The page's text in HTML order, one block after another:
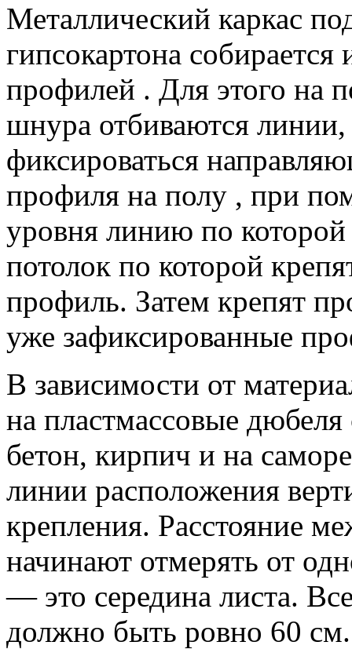
Металлический каркас
гипсокартона
профилей . Для этого на
шнура отбиваются
фиксироваться
профиля на полу , при
уровня линию по
потолок по которой
профиль. Затем крепят
уже зафиксированные
В зависимости от
на пластмассовые
бетон, кирпич и на
линии расположения
крепления. Расстояние
начинают отмерять от
— это середина листа.
должно быть ровно 60 см.